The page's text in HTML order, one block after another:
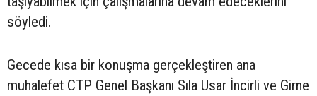
söyledi.
Gecede kısa bir konuşma gerçekleştiren ana
muhalefet CTP Genel Başkanı Sıla Usar İncirli ve Girne